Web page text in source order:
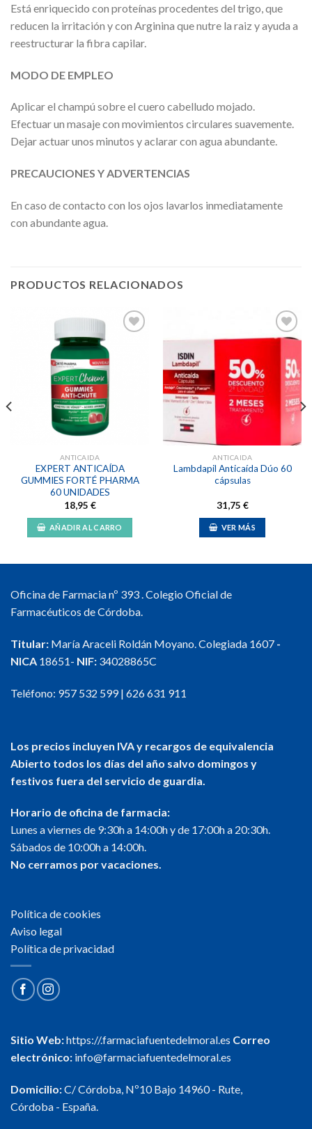
Está enriquecido con proteínas procedentes del trigo, que
reducen la irritación y con Arginina que nutre la raiz y ayuda a
reestructurar la fibra capilar.
MODO DE EMPLEO
Aplicar el champú sobre el cuero cabelludo mojado.
Efectuar un masaje con movimientos circulares suavemente.
Dejar actuar unos minutos y aclarar con agua abundante.
PRECAUCIONES Y ADVERTENCIAS
En caso de contacto con los ojos lavarlos inmediatamente
con abundante agua.
PRODUCTOS RELACIONADOS
ANTICAIDA
EXPERT ANTICAÍDA
GUMMIES FORTÉ PHARMA
60 UNIDADES
18,95 €
AÑADIR AL CARRO
Añadir
a la
lista de
deseos
ANTICAIDA
Lambdapil Anticaída Dúo 60
cápsulas
31,75 €
VER MÁS
Oficina de Farmacia nº 393 . Colegio Oficial de
Farmacéuticos de Córdoba.
Titular: María Araceli Roldán Moyano. Colegiada 1607 -
NICA 18651- NIF: 34028865C
Teléfono: 957 532 599| 626 631 911
Los precios incluyen IVA y recargos de equivalencia
Abierto todos los días del año salvo domingos y
festivos fuera del servicio de guardia.
Horario de oficina de farmacia:
Lunes a viernes de 9:30h a 14:00h y de 17:00h a 20:30h.
Sábados de 10:00h a 14:00h.
No cerramos por vacaciones.
Política de cookies
Aviso legal
Política de privacidad
Sitio Web:https://.farmaciafuentedelmoral.es Correo
electrónico: info@farmaciafuentedelmoral.es
Domicilio:C/ Córdoba, Nº10 Bajo 14960 - Rute,
Córdoba - España.